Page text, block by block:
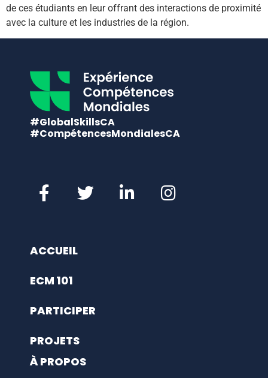
de ces étudiants en leur offrant des interactions de proximité
avec la culture et les industries de la région.
#GlobalSkillsCA
#CompétencesMondialesCA
ACCUEIL
ECM 101
PARTICIPER
PROJETS
À PROPOS